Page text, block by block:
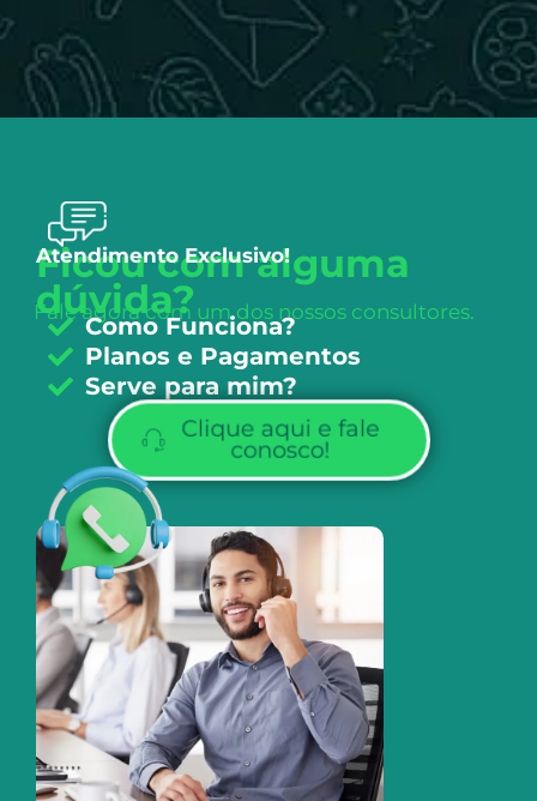
Ficou com alguma
dúvida?
Atendimento Exclusivo!
Fale agora com um dos nossos consultores.
Como Funciona?
Planos e Pagamentos
Serve para mim?
Clique aqui e fale
conosco!